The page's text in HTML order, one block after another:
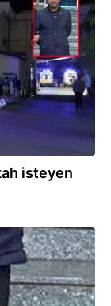
isteyen